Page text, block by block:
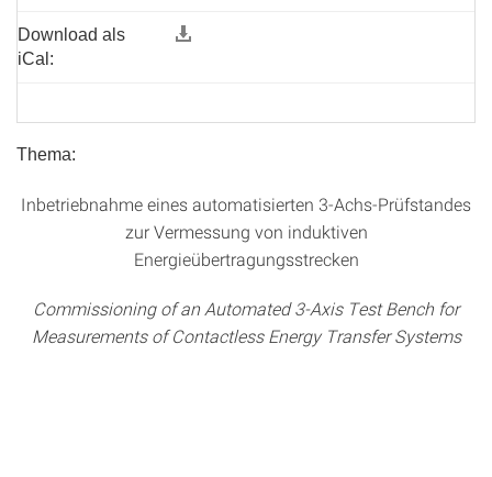
Download als
iCal:
Thema:
Inbetriebnahme eines automatisierten 3-Achs-Prüfstandes
zur Vermessung von induktiven
Energieübertragungsstrecken
Commissioning of an Automated 3-Axis Test Bench for
Measurements of Contactless Energy Transfer Systems